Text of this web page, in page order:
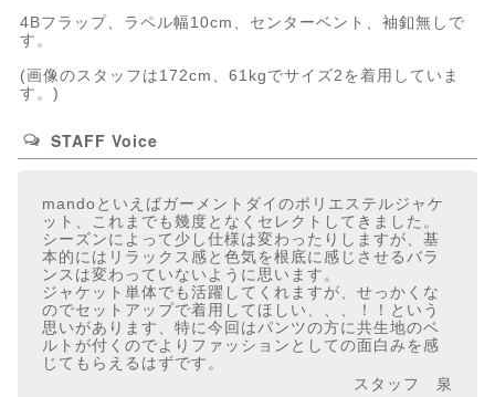
4Bフラップ、ラペル幅10cm、センターベント、袖釦無しで
す。
(画像のスタッフは172cm、61kgでサイズ2を着用していま
す。)
STAFF Voice
mandoといえばガーメントダイのポリエステルジャケ
ット、これまでも幾度となくセレクトしてきました。
シーズンによって少し仕様は変わったりしますが、基
本的にはリラックス感と色気を根底に感じさせるバラ
ンスは変わっていないように思います。
ジャケット単体でも活躍してくれますが、せっかくな
のでセットアップで着用してほしい、、、！！という
思いがあります、特に今回はパンツの方に共生地のベ
ルトが付くのでよりファッションとしての面白みを感
じてもらえるはずです。
スタッフ 泉